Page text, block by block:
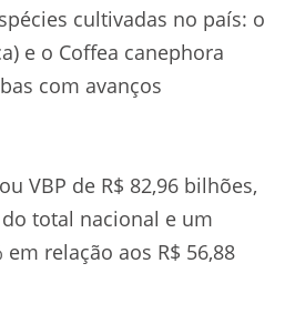
cultivadas no país: o
e o Coffea canephora
com avanços
VBP de R$ 82,96 bilhões,
total nacional e um
relação aos R$ 56,88